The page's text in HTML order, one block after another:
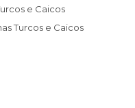
e Caicos
Turcos e Caicos